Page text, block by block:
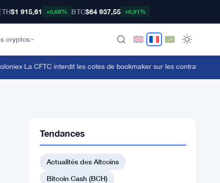
$1 915,61 +0,68% BTC$64 937,55 +0,91%
cryptos
·La CFTC interdit les cotes de bookmaker sur les contrats
Tendances
Actualités des Altcoins
Bitcoin Cash (BCH)